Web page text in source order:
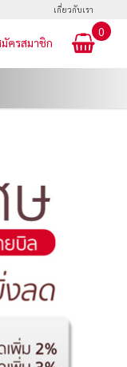
เกี่ยวกับเรา
0
ครสมาชิก